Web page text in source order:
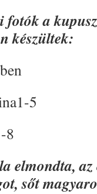
fotók a
készültek:
elmondta,
sőt